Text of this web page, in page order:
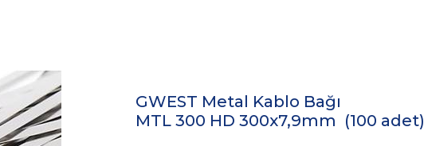
GWEST Metal Kablo Bağı
MTL 300 HD 300x7,9mm (100 adet)